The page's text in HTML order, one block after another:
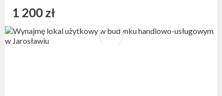
1 200 zł